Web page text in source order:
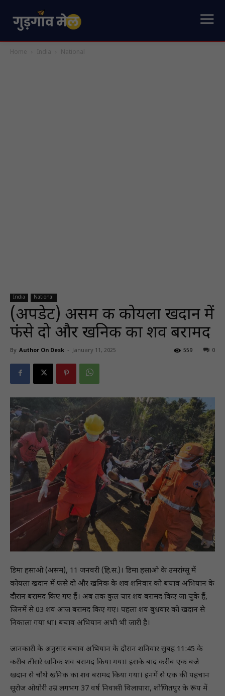
Home India National
India National
(अपडेट) असम की कोयला खदान में
फंसे दो और खनिक का शव बरामद
By Author On Desk - January 11, 2025 0
559
डिमा हसाओ (असम), 11 जनवरी (हि.स.)। डिमा हसाओ के उमरांग्सू में
कोयला खदान में फंसे दो और खनिक के शव शनिवार को बचाव अभियान के
दौरान बरामद किए गए हैं। अब तक कुल चार शव बरामद किए जा चुके हैं,
जिनमें से 03 शव आज बरामद किए गए। पहला शव बुधवार को खदान से
निकाला गया था। बचाव अभियान अभी भी जारी है।
जानकारी के अनुसार बचाव अभियान के दौरान शनिवार सुबह 11:45 के
करीब तीसरे खनिक शव बरामद किया गया। इसके बाद करीब एक बजे
खदान से चौथे खनिक का शव बरामद किया गया। इनमें से एक की पहचान
सूरोज ओयोरी उम्र लगभग 37 वर्ष निवासी थिलापारा, शोणितपुर के रूप में